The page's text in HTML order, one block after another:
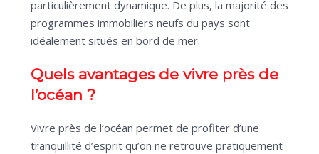
particulièrement dynamique. De plus, la majorité des
programmes immobiliers neufs du pays sont
idéalement situés en bord de mer.
Quels avantages de vivre près de
l’océan ?
Vivre près de l’océan permet de profiter d’une
tranquillité d’esprit qu’on ne retrouve pratiquement